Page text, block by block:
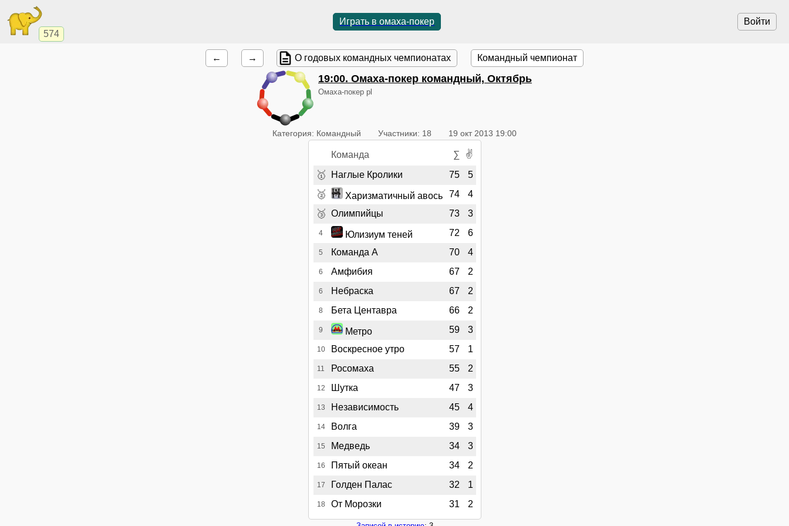
574
Войти
Играть в омаха-покер
← → О годовых командных чемпионатах Командный чемпионат
19:00. Омаха-покер командный, Октябрь
Омаха-покер pl
Категория: Командный Участники: 18 19 окт 2013 19:00
Команда ∑ ✌
🥇 Наглые Кролики 75 5
🥈 Харизматичный авось 74 4
🥉 Олимпийцы 73 3
4 Юлизиум теней 72 6
5 Команда А 70 4
6 Амфибия 67 2
6 Небраска 67 2
8 Бета Центавра 66 2
9 Метро 59 3
10 Воскресное утро 57 1
11 Росомаха 55 2
12 Шутка 47 3
13 Независимость 45 4
14 Волга 39 3
15 Медведь 34 3
16 Пятый океан 34 2
17 Голден Палас 32 1
18 От Морозки 31 2